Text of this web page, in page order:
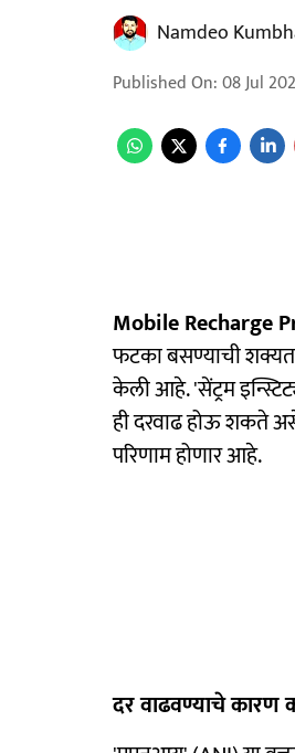
Namdeo
Published On:08 Jul
Mobile Recharge
फटका बसण्याची
केली आहे. 'सेंट्रम
ही दरवाढ होऊ शकते
परिणाम होणार आहे.
दर वाढवण्याचे कारण